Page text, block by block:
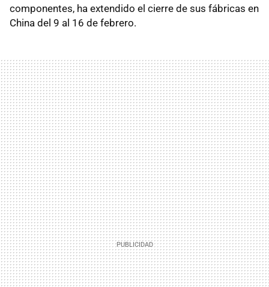
componentes, ha extendido el cierre de sus fábricas en
China del 9 al 16 de febrero.